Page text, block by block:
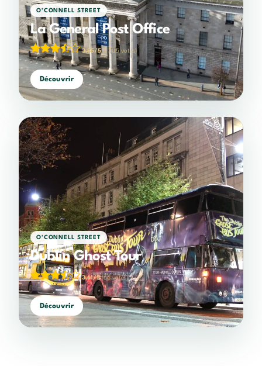
O'CONNELL STREET
La General Post Office
3,85/5(1 305 votes)
Découvrir
O'CONNELL STREET
Dublin Ghost Tour
3,61/5(66 votes)
Découvrir